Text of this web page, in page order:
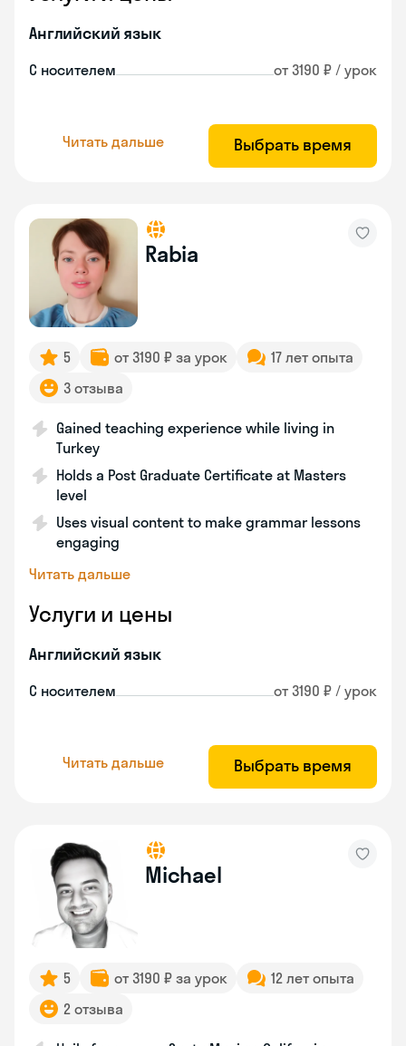
Английский язык
С носителем от 3190 ₽ / урок
Читать дальше Выбрать время
Rabia
5 от 3190 ₽ за урок
17 лет опыта
3 отзыва
Gained teaching experience while living in
Turkey
Holds a Post Graduate Certificate at Masters
level
Uses visual content to make grammar lessons
engaging
Читать дальше
Услуги и цены
Английский язык
С носителем от 3190 ₽ / урок
Читать дальше Выбрать время
Michael
5 от 3190 ₽ за урок
12 лет опыта
2 отзыва